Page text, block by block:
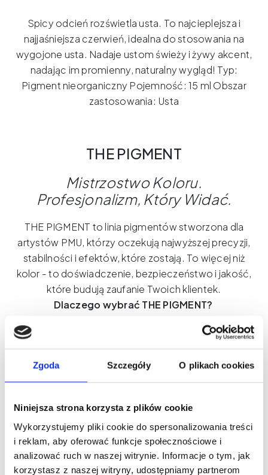
Zgoda Szczegóły O plikach cookies
Niniejsza strona korzysta z plików cookie
Wykorzystujemy pliki cookie do spersonalizowania treści
i reklam, aby oferować funkcje społecznościowe i
analizować ruch w naszej witrynie. Informacje o tym, jak
korzystasz z naszej witryny, udostępniamy partnerom
15ml
Spicy odcień rozświetla usta. To najcieplejsza i
najjaśniejsza czerwień, idealna do stosowania na
wygojone usta. Nadaje ustom świeży i żywy akcent,
nadając im promienny, naturalny wygląd! Typ:
Pigment nieorganiczny Pojemność: 15 ml Obszar
zastosowania: Usta
THE PIGMENT
Mistrzostwo Koloru.
Profesjonalizm, Który Widać.
THE PIGMENT to linia pigmentów stworzona dla
artystów PMU, którzy oczekują najwyższej precyzji,
stabilności i efektów, które zostają. To więcej niż
kolor - to doświadczenie, bezpieczeństwo i jakość,
które budują zaufanie Twoich klientek.
Dlaczego wybrać THE PIGMENT?
Odcienie stworzone z myślą o różnych typach
skóry
Globalne standardy bezpieczeństwa
Co warto wiedzieć?